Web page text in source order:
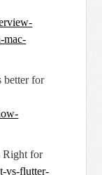
mac-
better for
Right for
vs-flutter-